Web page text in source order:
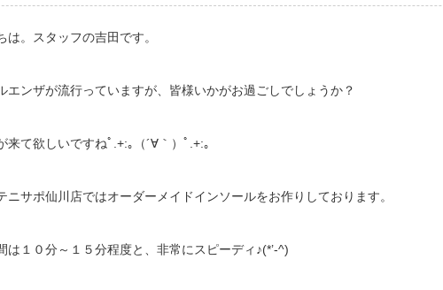
は。スタッフの吉田です。
エンザが流行っていますが、皆様いかがお過ごしでしょうか？
来て欲しいですねﾟ.+:｡（´∀｀）ﾟ.+:｡
ニサポ仙川店ではオーダーメイドインソールをお作りしております。
は１０分～１５分程度と、非常にスピーディ♪(*’-^)